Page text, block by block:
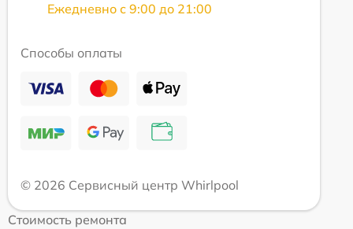
Ежедневно с 9:00 до 21:00
Способы оплаты
© 2026 Сервисный центр Whirlpool
Стоимость ремонта